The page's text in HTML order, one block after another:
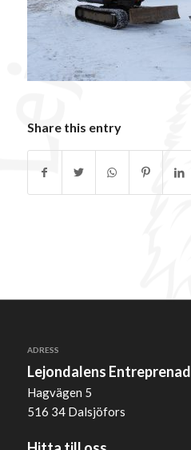
Share this entry
ADRESS
Lejondalens Entreprenad
Hagvägen 5
516 34 Dalsjöfors